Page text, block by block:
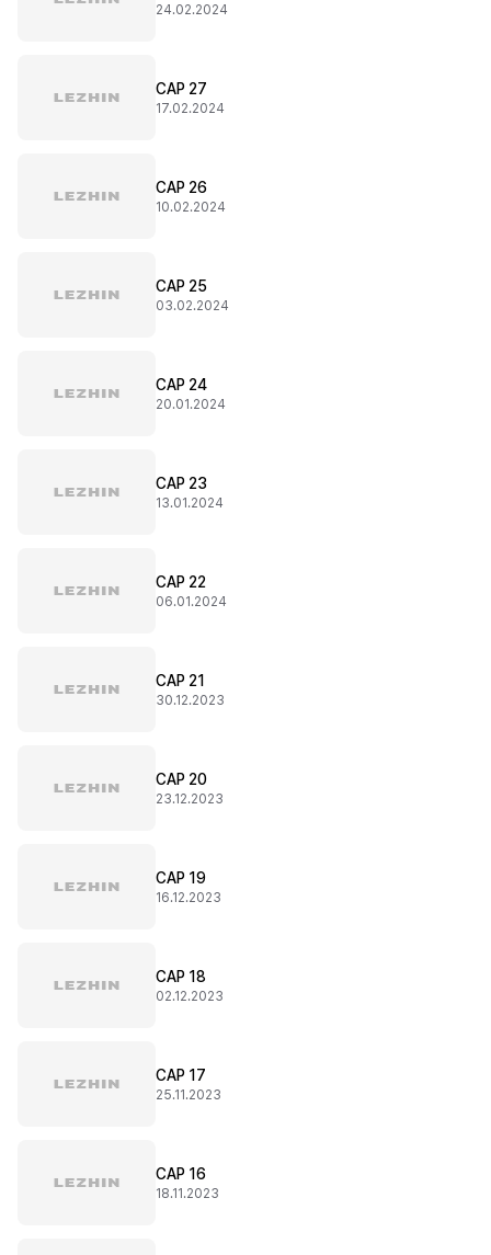
24.02.2024
CAP 27
17.02.2024
CAP 26
10.02.2024
CAP 25
03.02.2024
CAP 24
20.01.2024
CAP 23
13.01.2024
CAP 22
06.01.2024
CAP 21
30.12.2023
CAP 20
23.12.2023
CAP 19
16.12.2023
CAP 18
02.12.2023
CAP 17
25.11.2023
CAP 16
18.11.2023